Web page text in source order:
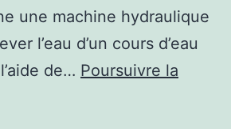
une machine hydraulique
l’eau d’un cours d’eau
de… Poursuivre la